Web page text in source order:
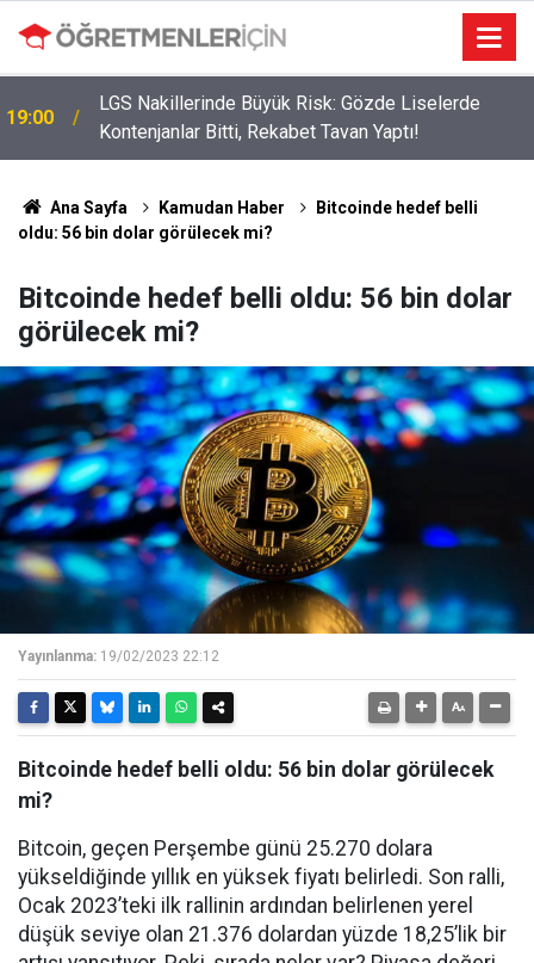
09:05 İlçe Milli Eğitim Müdürü Ataması Yapıldı
Ana Sayfa Kamudan Haber
Bitcoinde hedef belli
oldu: 56 bin dolar görülecek mi?
Bitcoinde hedef belli oldu: 56 bin dolar
görülecek mi?
Yayınlanma: 19/02/2023 22:12
Bitcoinde hedef belli oldu: 56 bin dolar görülecek
mi?
Bitcoin, geçen Perşembe günü 25.270 dolara
yükseldiğinde yıllık en yüksek fiyatı belirledi. Son ralli,
Ocak 2023’teki ilk rallinin ardından belirlenen yerel
düşük seviye olan 21.376 dolardan yüzde 18,25’lik bir